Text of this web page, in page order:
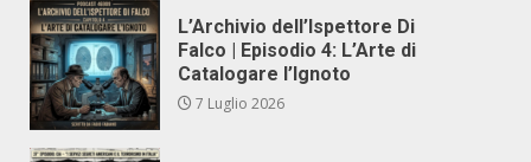
L’Archivio dell’Ispettore Di
Falco | Episodio 4: L’Arte di
Catalogare l’Ignoto
7 Luglio 2026